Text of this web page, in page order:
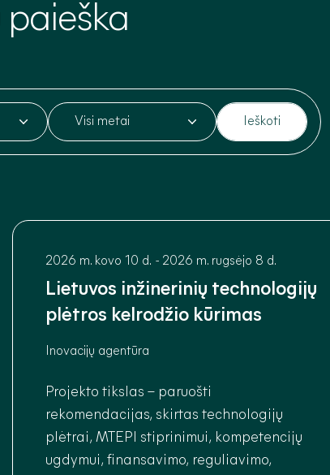
paieška
2026 m. kovo 10 d. - 2026 m. rugsėjo 8 d.
Lietuvos inžinerinių technologijų
plėtros kelrodžio kūrimas
Inovacijų agentūra
Projekto tikslas – paruošti
rekomendacijas, skirtas technologijų
plėtrai, MTEPI stiprinimui, kompetencijų
ugdymui, finansavimo, reguliavimo,